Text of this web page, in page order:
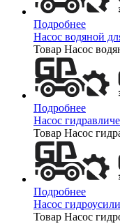
Подробнее
Насос водяной
Товар Насос
Подробнее
Насос
Товар Насос
Подробнее
Насос
Товар Насос